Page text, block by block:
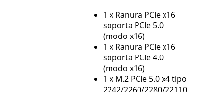
1 x Ranura PCIe x16
soporta PCIe 5.0
(modo x16)
1 x Ranura PCIe x16
soporta PCIe 4.0
(modo x16)
1 x M.2 PCIe 5.0 x4 tipo
2242/2260/2280/22110